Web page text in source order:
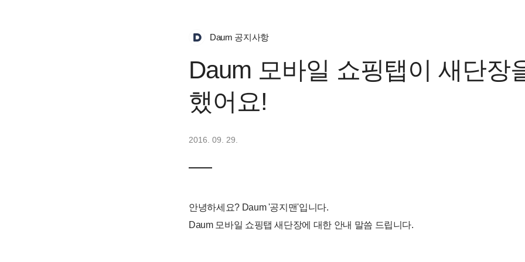
Daum 공지사항
Daum 모바일 쇼핑탭이 새단장
했어요!
2016. 09. 29.
안녕하세요? Daum '공지맨'입니다.
Daum 모바일 쇼핑탭 새단장에 대한 안내 말씀 드립니다.